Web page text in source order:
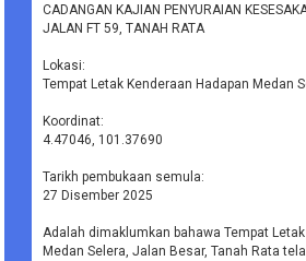
CADANGAN KAJIAN PENYURAIAN
JALAN FT 59, TANAH RATA
Lokasi:
Tempat Letak Kenderaan Hadapan Medan
Koordinat:
4.47046, 101.37690
Tarikh pembukaan semula:
27 Disember 2025
Adalah dimaklumkan bahawa Tempat
Medan Selera, Jalan Besar, Tanah Rata